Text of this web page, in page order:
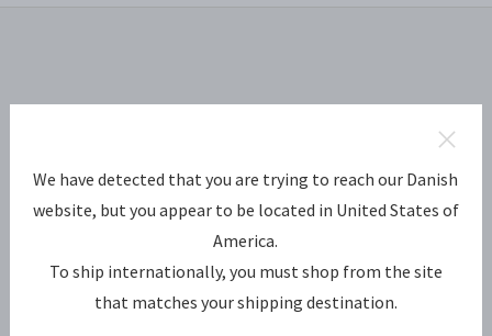
We have detected that you are trying to reach our Danish
website, but you appear to be located in United States of
America.
To ship internationally, you must shop from the site
that matches your shipping destination.